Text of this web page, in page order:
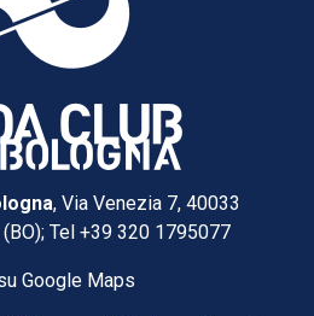
, Via Venezia 7, 40033
Tel +39 320 1795077
Google Maps